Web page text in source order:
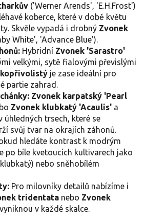
('Werner Arends', 'E.H.Frost')
koberce, které v době květu
Skvěle vypadá i drobný Zvonek
White', 'Advance Blue').
Hybridní Zvonek 'Sarastro'
velkými, sytě fialovými převislými
je zase ideální pro
partie zahrad.
Zvonek karpatský 'Pearl
Zvonek klubkatý 'Acaulis' a
úhledných trsech, které se
svůj tvar na okrajích záhonů.
hledáte kontrast k modrým
po bíle kvetoucích kultivarech jako
nebo sněhobílém
Pro milovníky detailů nabízíme i
tridentata nebo Zvonek
v každé skalce.